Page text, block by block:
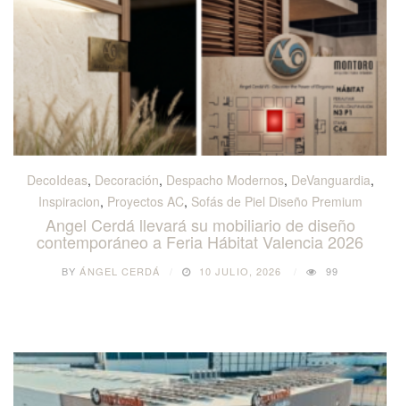
DecoIdeas, Decoración, Despacho Modernos, DeVanguardia,
Inspiracion, Proyectos AC, Sofás de Piel Diseño Premium
Angel Cerdá llevará su mobiliario de diseño
contemporáneo a Feria Hábitat Valencia 2026
BY ÁNGEL CERDÁ 10 JULIO, 2026 99